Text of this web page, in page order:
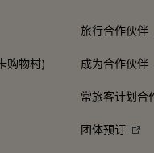
购物村)
旅行合作伙伴
成为合作伙伴
常旅客计划合
团体预订